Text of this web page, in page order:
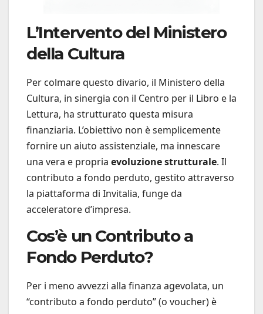
L’Intervento del Ministero
della Cultura
Per colmare questo divario, il Ministero della
Cultura, in sinergia con il Centro per il Libro e la
Lettura, ha strutturato questa misura
finanziaria. L’obiettivo non è semplicemente
fornire un aiuto assistenziale, ma innescare
una vera e propria evoluzione strutturale. Il
contributo a fondo perduto, gestito attraverso
la piattaforma di Invitalia, funge da
acceleratore d’impresa.
Cos’è un Contributo a
Fondo Perduto?
Per i meno avvezzi alla finanza agevolata, un
“contributo a fondo perduto” (o voucher) è